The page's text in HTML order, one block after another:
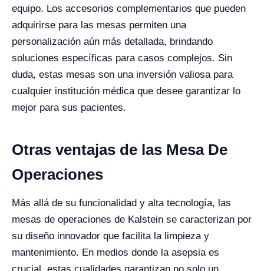
equipo. Los accesorios complementarios que pueden
adquirirse para las mesas permiten una
personalización aún más detallada, brindando
soluciones específicas para casos complejos. Sin
duda, estas mesas son una inversión valiosa para
cualquier institución médica que desee garantizar lo
mejor para sus pacientes.
Otras ventajas de las Mesa De
Operaciones
Más allá de su funcionalidad y alta tecnología, las
mesas de operaciones de Kalstein se caracterizan por
su diseño innovador que facilita la limpieza y
mantenimiento. En medios donde la asepsia es